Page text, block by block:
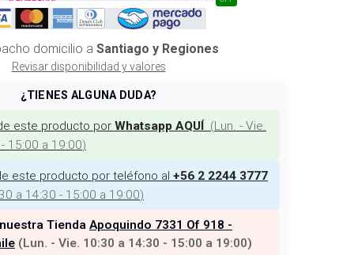
domicilio a Santiago y Regiones
Revisar disponibilidad y valores
¿TIENES ALGUNA DUDA?
este producto por Whatsapp AQUÍ (Lun. - Vie.
15:00 a 19:00)
este producto por teléfono al +56 2 2244 3777
a 14:30 - 15:00 a 19:00)
Tienda Apoquindo 7331 Of 918 -
(Lun. - Vie. 10:30 a 14:30 - 15:00 a 19:00)